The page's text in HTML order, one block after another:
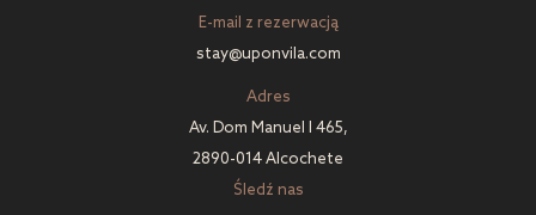
E-mail z rezerwacją
stay@uponvila.com
Adres
Av. Dom Manuel I 465,
2890-014 Alcochete
Śledź nas